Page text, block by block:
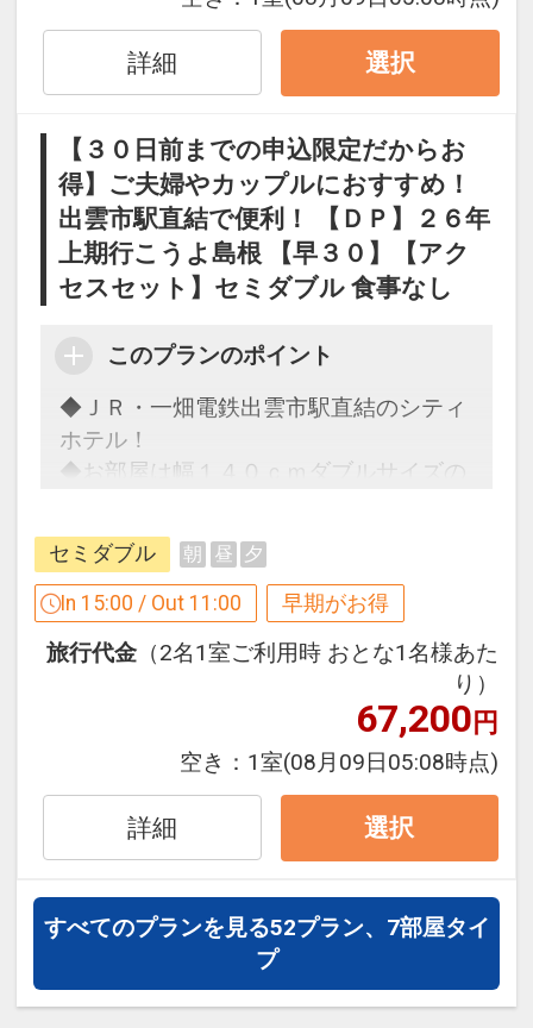
おすすめ観光スポット♪（１）
●宍道湖・・・車で約８分
島根県松江市と出雲市にまたがる湖で、
夕日は『日本の夕日百選』にも登録され
ています。また、『ヤマトシジミ』がた
くさん取れることで有名です。旅のお食
事に、是非しじみ料理をお召し上がりく
ださい。
●松江城・・・車で約２０分
江戸時代の日本の城で、現存天守は国
宝、城跡は国の史跡に指定されていま
す。桜の名所としても有名で、『日本さ
くら名所１００選』や『都市景観１００
●堀川遊覧船・・・車で約２０分
松江城を取り囲む堀川を、船頭さんのガ
イドを聞きながら船で約５０分かけてゆ
っくりと遊覧します。草花などを眺めな
がら季節を感じることができます。冬の
季節には、こたつで温もりながらの遊覧
を楽しめます。
●八重垣神社・・・車で約２０分
縁結びの神社として女性に人気の神社で
ます。占いの紙にお金を浮かべて占う
『縁占い』。１５分以内に紙が沈めば縁
周辺観光のご案内
◆神湯めぐり（玉造温泉各旅館の温泉め
ぐり）
泉街《 玉造温泉 》
貸出をしている自分の好みの色浴衣に着
替えて温泉街をぶらりと湯めぐり。
ゆったりと時間の流れを愉しみつつ、玉
造温泉を存分にご堪能ください。
◆玉作湯神社・・・徒歩約７分
この神社では「願い石」のおまじないが
人気。
境内に祀られている「願い石」に「叶い
石」を触れさせて祈るとパワーが叶い石
に再びお参りへ来る方もいらっしゃるの
だとか。
◆足湯めぐり
姫神広場の足湯・・・屋根付きの足湯で
雨の日も安心です。
足湯です。
たまゆら前の足湯・・・川沿いの足湯で
温泉街の散策がてら疲れた足を癒すのに
ピッタリな人気スポットです。
おすすめ観光スポット♪（１）
ンです。
早期申込対象期間を過ぎてからの変更
（人数の内訳・客室タイプ・食事条件・
更）があった場合、本プランはご利用い
ただけず、取消後、新たに通常プランの
ご予約が必要となります。
翌朝はゆっくりチェックアウト♪
ろ、本プランは１１：００までＯＫ♪
禁煙ルームと喫煙ルームをご用意してい
ます。
※ご覧のページがどちらかを
報】の項目でご確認のうえ、予約にお進
みください。
アクセス良好！便利な立地☆
JR出雲市駅・一畑電車出雲市駅・出雲縁
結び空港への連絡バス乗り場はホテル目
出発時間ギリギリまでお部屋でおくつろ
ぎくださいませ。
・島根大学出雲キャンパス（大学病院）
まで車またはバスで約１０分
・出雲大社まで車で約２５分
・山陰自動車道 出雲ＩＣまで車で約１５
詳細 選択
【３０日前までの申込限定だからお
得】ご夫婦やカップルにおすすめ！
出雲市駅直結で便利！ 【ＤＰ】２６年
上期行こうよ島根 【早３０】【アク
セスセット】セミダブル 食事なし
このプランのポイント
◆ＪＲ・一畑電鉄出雲市駅直結のシティ
ホテル！
◆お部屋は幅１４０ｃｍダブルサイズの
◆スマートＴＶ導入！快適なホテルライ
フ♪
【３０日前までの申込限定だからお得】
本プランは「初泊日の３０日前までにお
申し込みの方」に限りご予約可能なプラ
ンです。
早期申込対象期間を過ぎてからの変更
（人数の内訳・客室タイプ・食事条件・
更）があった場合、本プランはご利用い
ただけず、取消後、新たに通常プランの
ご予約が必要となります。
セミダブル 朝 昼 夕
In 15:00 / Out 11:00 早期がお得
旅行代金 （2名1室ご利用時 おとな1名様あた
り）
67,200円
空き： 1室(08月09日05:08時点)
詳細 選択
すべてのプランを見る52プラン、7部屋タイ
プ